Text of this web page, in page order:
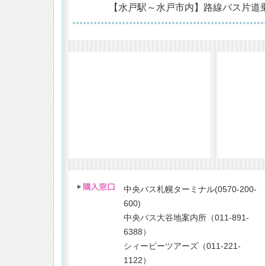
【水戸駅～水戸市内】路線バス片道
中央バス札幌ターミナル(0570-200-
600)
中央バス大谷地案内所（011-891-
6388）
シィービーツアーズ（011-221-
1122）